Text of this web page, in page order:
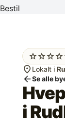
Bestil
starstarstarstar
location_on Lokalt i
arrow_backSe alle
i